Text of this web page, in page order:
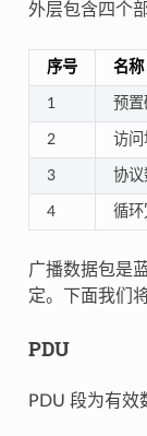
外层包含四个
序号 名称
1 预置
2 访问
3 协议
4 循环
广播数据包是
定。下面我们
PDU
PDU 段为有效